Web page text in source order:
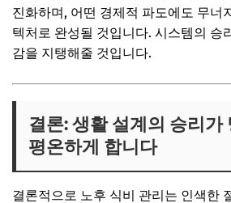
진화하며, 어떤 경제적 파도에도 무너
텍처로 완성될 것입니다. 시스템의 승
감을 지탱해줄 것입니다.
결론: 생활 설계의 승리가
평온하게 합니다
결론적으로 노후 식비 관리는 인색한